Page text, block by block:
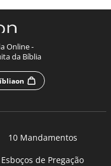
Online -
da Bíblia
10 Mandamentos
Esboços de Pregação